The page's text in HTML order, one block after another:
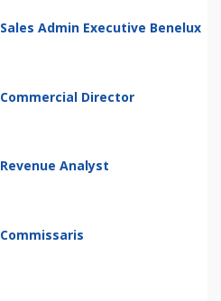
Sales Admin Executive Benelux
Commercial Director
Revenue Analyst
Commissaris